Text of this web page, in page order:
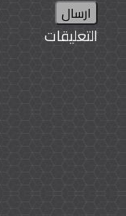
ارسال
التعليقات